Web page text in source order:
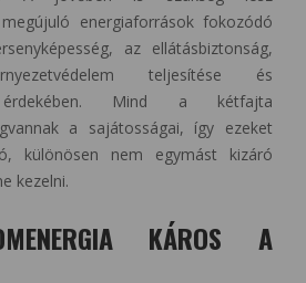
energiaforrások fokozódó
az ellátásbiztonság,
teljesítése és
érdekében. Mind a kétfajta
a sajátosságai, így ezeket
különösen nem egymást kizáró
kezelni.
KÁROS A